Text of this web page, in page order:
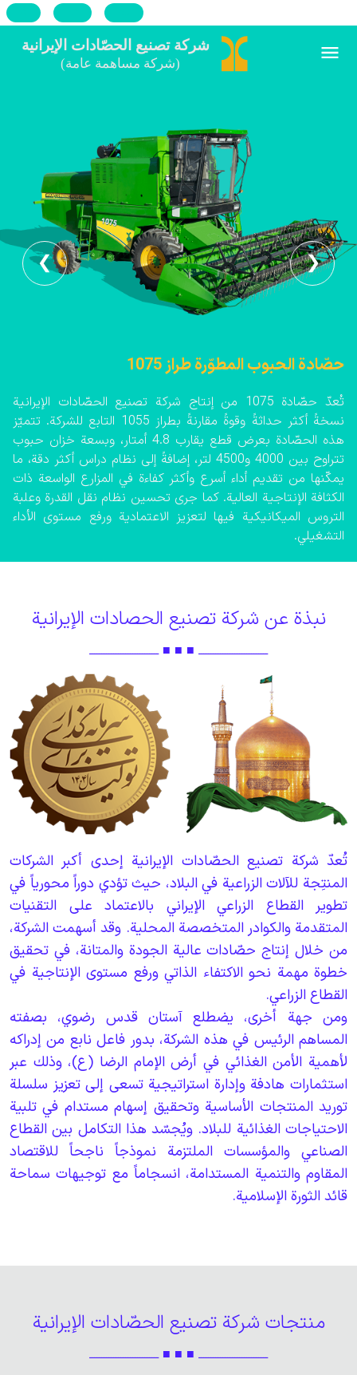
حصّادة الحبوب المطوّرة طراز 1075
تُعدّ حصّادة 1075 من إنتاج شركة تصنيع الحصّادات الإيرانية
نسخةً أكثر حداثةً وقوةً مقارنةً بطراز 1055 التابع للشركة. تتميّز
هذه الحصّادة بعرض قطع يقارب 4.8 أمتار، وبسعة خزان حبوب
تتراوح بين 4000 و4500 لتر، إضافةً إلى نظام دراس أكثر دقة، ما
يمكّنها من تقديم أداء أسرع وأكثر كفاءة في المزارع الواسعة ذات
الكثافة الإنتاجية العالية. كما جرى تحسين نظام نقل القدرة وعلبة
التروس الميكانيكية فيها لتعزيز الاعتمادية ورفع مستوى الأداء
التشغيلي.
نبذة عن شركة تصنيع الحصادات الإيرانية
ـــــــــــــــــــــــــــــ ■ ■ ■ ـــــــــــــــــــــــــــــ
تُعدّ شركة تصنيع الحصّادات الإيرانية إحدى أكبر الشركات
المنتِجة للآلات الزراعية في البلاد، حيث تؤدي دوراً محورياً في
تطوير القطاع الزراعي الإيراني بالاعتماد على التقنيات
المتقدمة والكوادر المتخصصة المحلية. وقد أسهمت الشركة،
من خلال إنتاج حصّادات عالية الجودة والمتانة، في تحقيق
خطوة مهمة نحو الاكتفاء الذاتي ورفع مستوى الإنتاجية في
القطاع الزراعي.
ومن جهة أخرى، يضطلع آستان قدس رضوي، بصفته
المساهم الرئيس في هذه الشركة، بدور فاعل نابع من إدراكه
لأهمية الأمن الغذائي في أرض الإمام الرضا (ع)، وذلك عبر
استثمارات هادفة وإدارة استراتيجية تسعى إلى تعزيز سلسلة
توريد المنتجات الأساسية وتحقيق إسهام مستدام في تلبية
الاحتياجات الغذائية للبلاد. ويُجسّد هذا التكامل بين القطاع
الصناعي والمؤسسات الملتزمة نموذجاً ناجحاً للاقتصاد
المقاوم والتنمية المستدامة، انسجاماً مع توجيهات سماحة
قائد الثورة الإسلامية.
منتجات شركة تصنيع الحصّادات الإيرانية
ـــــــــــــــــــــــــــــ ■ ■ ■ ـــــــــــــــــــــــــــــ